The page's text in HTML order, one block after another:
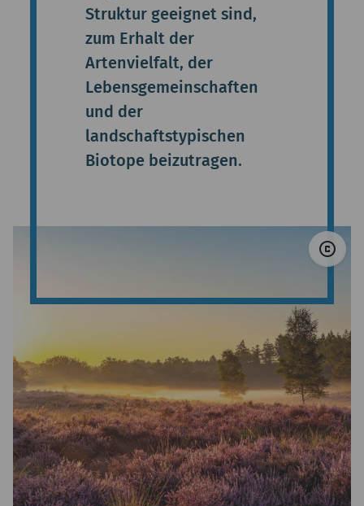
Struktur geeignet sind,
zum Erhalt der
Artenvielfalt, der
Lebensgemeinschaften
und der
landschaftstypischen
Biotope beizutragen.
copyright ©